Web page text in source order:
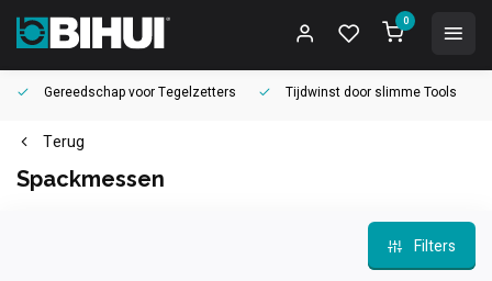
0
Gereedschap voorTegelzetters Tijdwinst door slimme Tools
Terug
Spackmessen
Filters